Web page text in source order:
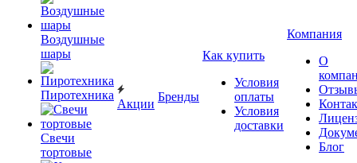
Воздушные
шары
Пиротехника
Свечи
тортовые
Акции
Бренды
Как купить
Условия
оплаты
Условия
доставки
Компания
О
Блог